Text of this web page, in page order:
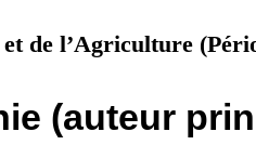
de l’Agriculture
(auteur